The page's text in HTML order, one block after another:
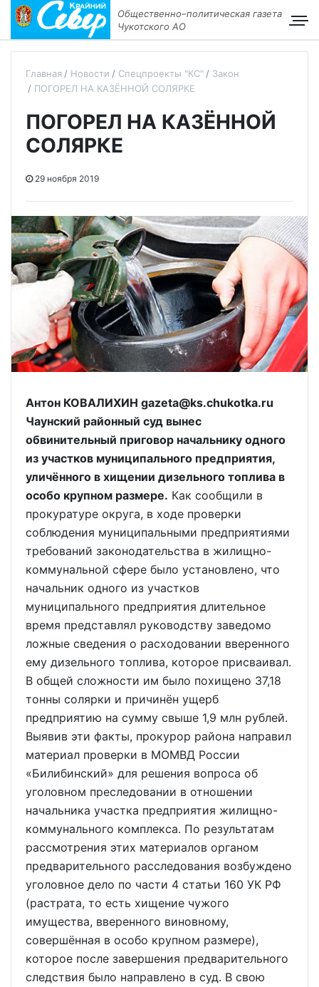
Общественно–политическая газета
Чукотского АО
Главная Новости Спецпроекты "КС"
Закон
ПОГОРЕЛ НА КАЗЁННОЙ СОЛЯРКЕ
ПОГОРЕЛ НА КАЗЁННОЙ
СОЛЯРКЕ
29 ноября 2019
Антон КОВАЛИХИН gazeta@ks.chukotka.ru
Чаунский районный суд вынес
обвинительный приговор начальнику одного
из участков муниципального предприятия,
уличённого в хищении дизельного топлива в
особо крупном размере. Как сообщили в
прокуратуре округа, в ходе проверки
соблюдения муниципальными предприятиями
требований законодательства в жилищно-
коммунальной сфере было установлено, что
начальник одного из участков
муниципального предприятия длительное
время представлял руководству заведомо
ложные сведения о расходовании вверенного
ему дизельного топлива, которое присваивал.
В общей сложности им было похищено 37,18
тонны солярки и причинён ущерб
предприятию на сумму свыше 1,9 млн рублей.
Выявив эти факты, прокурор района направил
материал проверки в МОМВД России
«Билибинский» для решения вопроса об
уголовном преследовании в отношении
начальника участка предприятия жилищно-
коммунального комплекса. По результатам
рассмотрения этих материалов органом
предварительного расследования возбуждено
уголовное дело по части 4 статьи 160 УК РФ
(растрата, то есть хищение чужого
имущества, вверенного виновному,
совершённая в особо крупном размере),
которое после завершения предварительного
следствия было направлено в суд. В свою